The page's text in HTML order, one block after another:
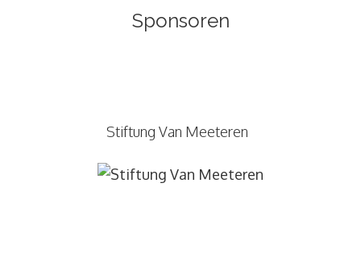
Sponsoren
Stiftung Van Meeteren